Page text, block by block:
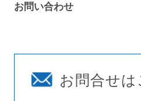
お問い合わせ
お問合せは